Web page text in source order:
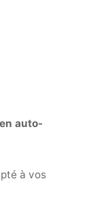
auto-
à vos